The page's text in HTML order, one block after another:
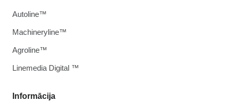
Informācija
Autoline™
Machineryline™
Agroline™
Linemedia Digital ™